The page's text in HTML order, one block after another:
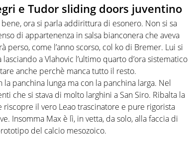
e Tudor sliding doors juventino
ora si parla addirittura di esonero. Non si sa
di appartenenza in salsa bianconera che aveva
perso, come l’anno scorso, col ko di Bremer. Lui si
a Vlahovic l’ultimo quarto d’ora sistematico
anche perchè manca tutto il resto.
la panchina lunga ma con la panchina larga. Nel
che si stava di molto larghini a San Siro. Ribalta la
riscopre il vero Leao trascinatore e pure rigorista
Insomma Max è lì, in vetta, da solo, alla faccia di
del calcio mesozoico.